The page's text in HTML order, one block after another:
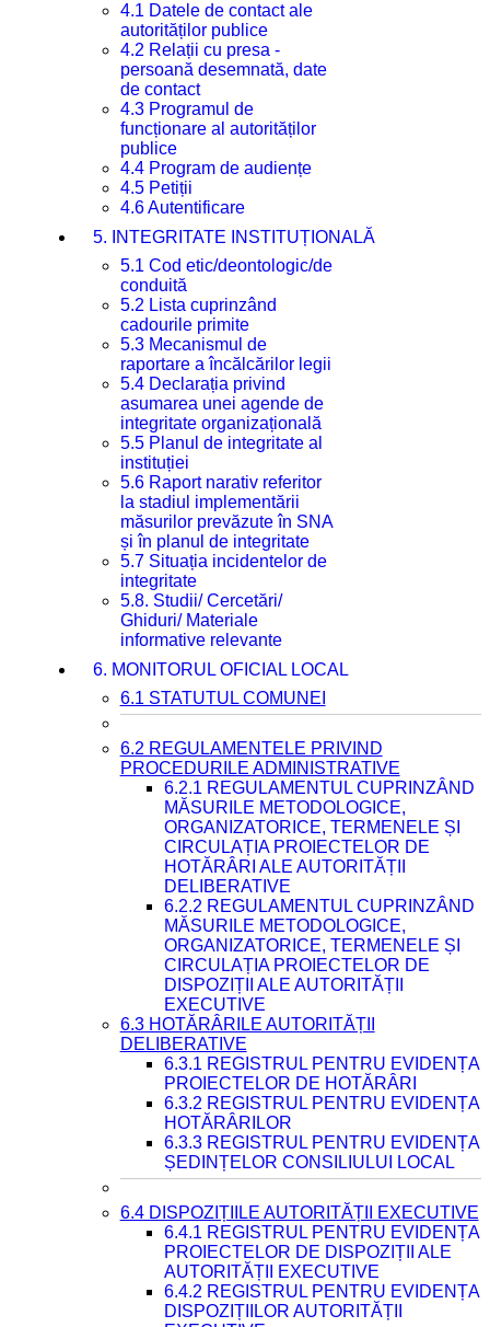
4.1 Datele de contact ale
autorităților publice
4.2 Relații cu presa -
persoană desemnată, date
de contact
4.3 Programul de
funcționare al autorităților
publice
4.4 Program de audiențe
4.5 Petiții
4.6 Autentificare
5. INTEGRITATE INSTITUȚIONALĂ
5.1 Cod etic/deontologic/de
conduită
5.2 Lista cuprinzând
cadourile primite
5.3 Mecanismul de
raportare a încălcărilor legii
5.4 Declarația privind
asumarea unei agende de
integritate organizațională
5.5 Planul de integritate al
instituției
5.6 Raport narativ referitor
la stadiul implementării
măsurilor prevăzute în SNA
și în planul de integritate
5.7 Situația incidentelor de
integritate
5.8. Studii/ Cercetări/
Ghiduri/ Materiale
informative relevante
6. MONITORUL OFICIAL LOCAL
6.1 STATUTUL COMUNEI
6.2 REGULAMENTELE PRIVIND
PROCEDURILE ADMINISTRATIVE
6.2.1 REGULAMENTUL CUPRINZÂND
MĂSURILE METODOLOGICE,
ORGANIZATORICE, TERMENELE ȘI
CIRCULAȚIA PROIECTELOR DE
HOTĂRÂRI ALE AUTORITĂȚII
DELIBERATIVE
6.2.2 REGULAMENTUL CUPRINZÂND
MĂSURILE METODOLOGICE,
ORGANIZATORICE, TERMENELE ȘI
CIRCULAȚIA PROIECTELOR DE
DISPOZIȚII ALE AUTORITĂȚII
EXECUTIVE
6.3 HOTĂRÂRILE AUTORITĂȚII
DELIBERATIVE
6.3.1 REGISTRUL PENTRU EVIDENȚA
PROIECTELOR DE HOTĂRÂRI
6.3.2 REGISTRUL PENTRU EVIDENȚA
HOTĂRÂRILOR
6.3.3 REGISTRUL PENTRU EVIDENȚA
ȘEDINȚELOR CONSILIULUI LOCAL
6.4 DISPOZIȚIILE AUTORITĂȚII EXECUTIVE
6.4.1 REGISTRUL PENTRU EVIDENȚA
PROIECTELOR DE DISPOZIȚII ALE
AUTORITĂȚII EXECUTIVE
6.4.2 REGISTRUL PENTRU EVIDENȚA
DISPOZIȚIILOR AUTORITĂȚII